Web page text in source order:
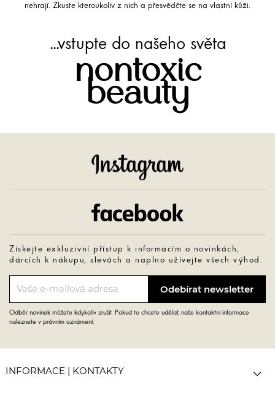
nehrají. Zkuste kteroukoliv z nich a přesvědčte se na vlastní kůži.
...vstupte do našeho světa
nontoxic
beauty
Získejte exkluzivní přístup k informacím o novinkách,
dárcích k nákupu, slevách a naplno užívejte všech výhod.
Odběr novinek můžete kdykoliv zrušit. Pokud to chcete udělat, naše kontaktní informace
naleznete v právním oznámení.
INFORMACE | KONTAKTY 